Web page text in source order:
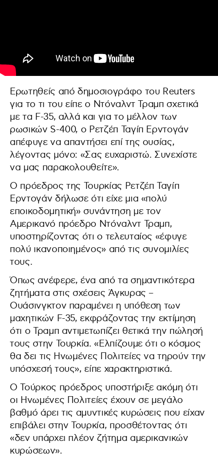
Ερωτηθείς από δημοσιογράφο του Reuters
για το τι του είπε ο Ντόναλντ Τραμπ σχετικά
με τα F-35, αλλά και για το μέλλον των
ρωσικών S-400, ο Ρετζέπ Ταγίπ Ερντογάν
απέφυγε να απαντήσει επί της ουσίας,
λέγοντας μόνο: «Σας ευχαριστώ. Συνεχίστε
να μας παρακολουθείτε».
Ο πρόεδρος της Τουρκίας Ρετζέπ Ταγίπ
Ερντογάν δήλωσε ότι είχε μια «πολύ
εποικοδομητική» συνάντηση με τον
Αμερικανό πρόεδρο Ντόναλντ Τραμπ,
υποστηρίζοντας ότι ο τελευταίος «έφυγε
πολύ ικανοποιημένος» από τις συνομιλίες
τους.
Όπως ανέφερε, ένα από τα σημαντικότερα
ζητήματα στις σχέσεις Άγκυρας –
Ουάσινγκτον παραμένει η υπόθεση των
μαχητικών F-35, εκφράζοντας την εκτίμηση
ότι ο Τραμπ αντιμετωπίζει θετικά την πώλησή
τους στην Τουρκία. «Ελπίζουμε ότι ο κόσμος
θα δει τις Ηνωμένες Πολιτείες να τηρούν την
υπόσχεσή τους», είπε χαρακτηριστικά.
Ο Τούρκος πρόεδρος υποστήριξε ακόμη ότι
οι Ηνωμένες Πολιτείες έχουν σε μεγάλο
βαθμό άρει τις αμυντικές κυρώσεις που είχαν
επιβάλει στην Τουρκία, προσθέτοντας ότι
«δεν υπάρχει πλέον ζήτημα αμερικανικών
κυρώσεων».